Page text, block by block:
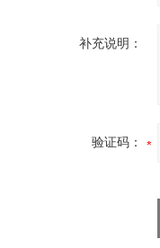
补充说明：
验证码：